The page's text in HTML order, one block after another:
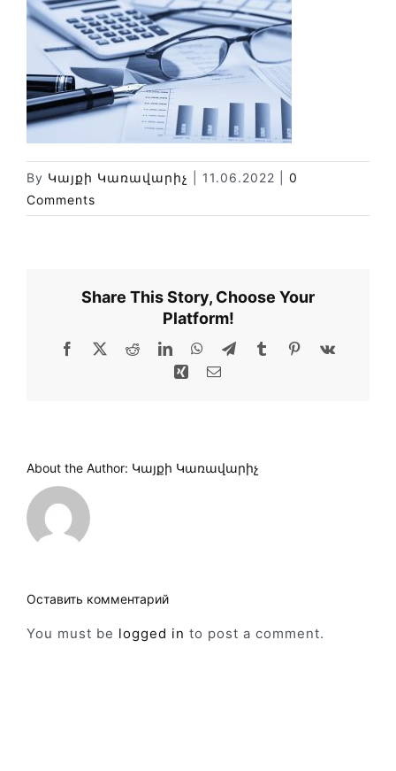
Новости
Библиотека
Карта сайта
By Կայքի Կառավարիչ 11.06.2022
0
Comments
Share This Story, Choose Your
Platform!
Facebook Reddit LinkedInWhatsAppTelegram
TumblrPinterest
Xing
About the Author: Կայքի Կառավարիչ
Оставить комментарий
You must be logged in to post a comment.